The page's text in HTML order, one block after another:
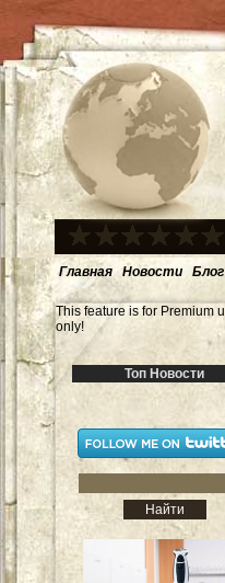
Главная Новости Блог
This feature is for Premium
only!
Топ Новости